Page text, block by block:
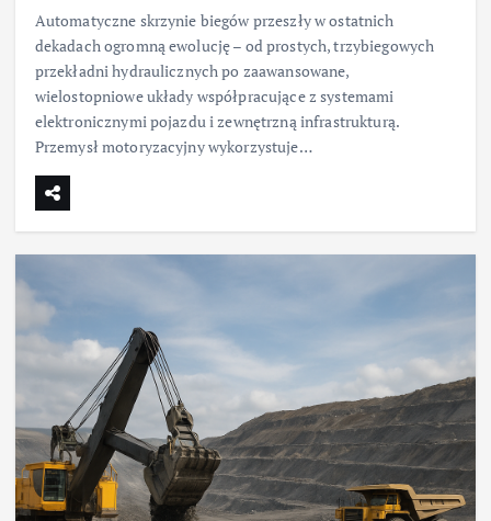
Automatyczne skrzynie biegów przeszły w ostatnich
dekadach ogromną ewolucję – od prostych, trzybiegowych
przekładni hydraulicznych po zaawansowane,
wielostopniowe układy współpracujące z systemami
elektronicznymi pojazdu i zewnętrzną infrastrukturą.
Przemysł motoryzacyjny wykorzystuje…